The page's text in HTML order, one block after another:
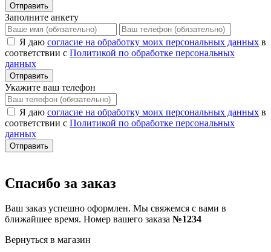
Отправить
Заполните анкету
Я даю согласие на обработку моих персональных данных в
соответствии с Политикой по обработке персональных
данных
Отправить
Укажите ваш телефон
Я даю согласие на обработку моих персональных данных в
соответствии с Политикой по обработке персональных
данных
Отправить
Спасибо за заказ
Ваш заказ успешно оформлен. Мы свяжемся с вами в
ближайшее время. Номер вашего заказа №1234
Вернуться в магазин